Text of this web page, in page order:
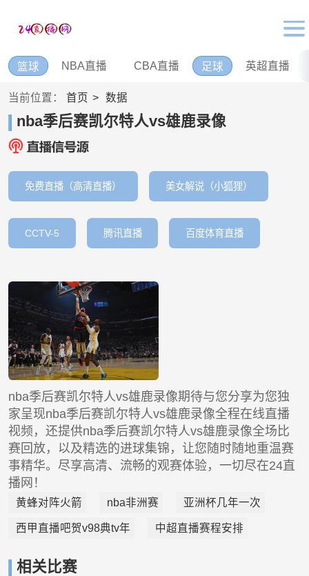
篮球 NBA直播 CBA直播 足球 英超直播
当前位置： 首页 数据
nba季后赛凯尔特人vs雄鹿录像
免费直播（高清直播） 美女解说（小狐狸）
CCTV-5 腾讯直播 百度体育直播
nba季后赛凯尔特人vs雄鹿录像期待与您分享为您独
家呈现nba季后赛凯尔特人vs雄鹿录像全程在线直播
视频，还提供nba季后赛凯尔特人vs雄鹿录像全场比
赛回放，以及精选的进球集锦，让您随时随地重温赛
事精华。尽享高清、流畅的观赛体验，一切尽在24直
播网！
黄蜂对阵火箭 nba非洲赛 亚洲杯几年一次
西甲直播吧贺v98典tv年 中超直播赛程安排
相关比赛